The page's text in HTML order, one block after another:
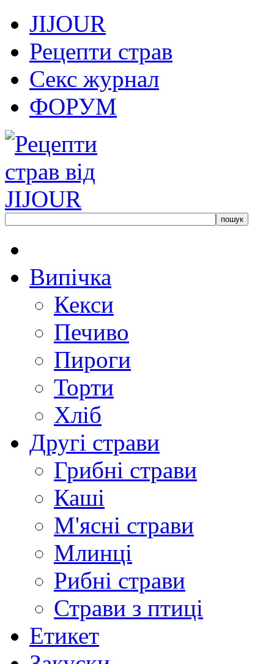
JIJOUR
Рецепти страв
Секс журнал
ФОРУМ
Випічка
Кекси
Печиво
Пироги
Торти
Хліб
Другі страви
Грибні страви
Каші
М'ясні страви
Млинці
Рибні страви
Страви з птиці
Етикет